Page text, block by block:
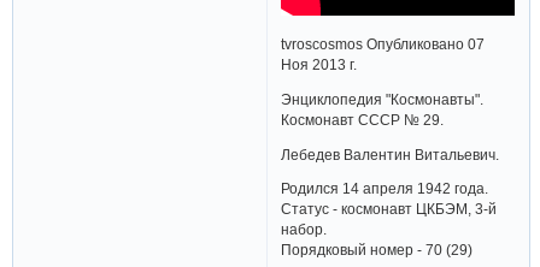
tvroscosmos Опубликовано 07
Ноя 2013 г.
Энциклопедия "Космонавты".
Космонавт СССР № 29.
Лебедев Валентин Витальевич.
Родился 14 апреля 1942 года.
Статус - космонавт ЦКБЭМ, 3-й
набор.
Порядковый номер - 70 (29)